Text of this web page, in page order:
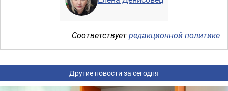
Соответствуетредакционной политике
Другие новости за сегодня